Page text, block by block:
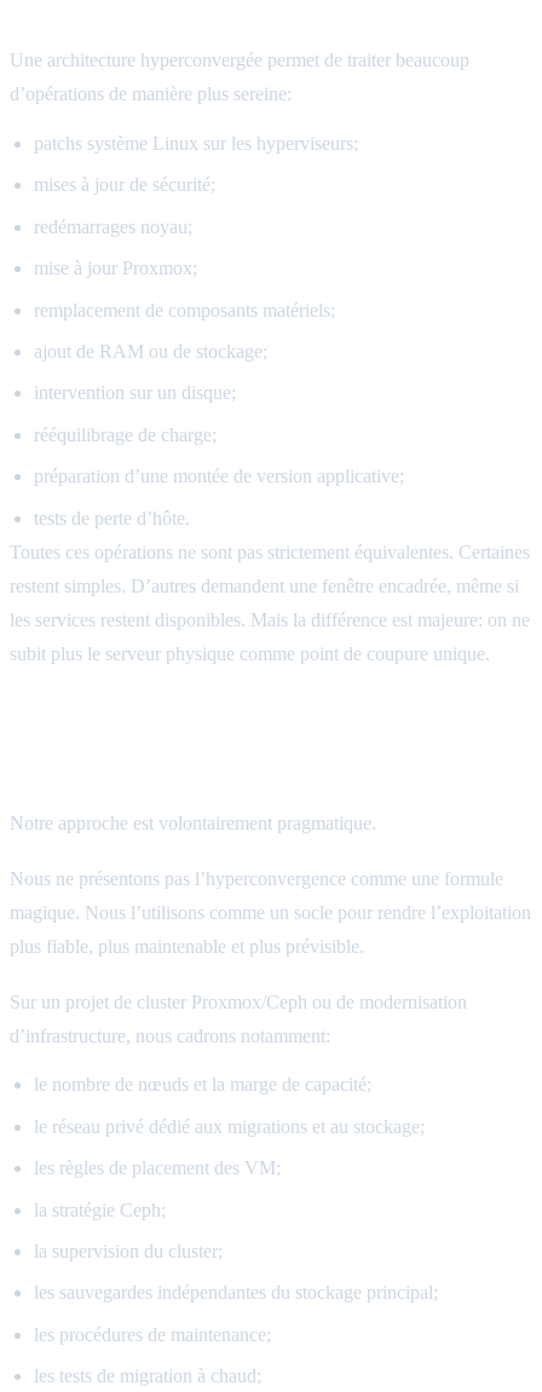
Une architecture hyperconvergée permet de traiter beaucoup
d’opérations de manière plus sereine:
patchs système Linux sur les hyperviseurs;
mises à jour de sécurité;
redémarrages noyau;
mise à jour Proxmox;
remplacement de composants matériels;
ajout de RAM ou de stockage;
intervention sur un disque;
rééquilibrage de charge;
préparation d’une montée de version applicative;
tests de perte d’hôte.
Toutes ces opérations ne sont pas strictement équivalentes. Certaines
restent simples. D’autres demandent une fenêtre encadrée, même si
les services restent disponibles. Mais la différence est majeure: on ne
subit plus le serveur physique comme point de coupure unique.
Notre approche est volontairement pragmatique.
Nous ne présentons pas l’hyperconvergence comme une formule
magique. Nous l’utilisons comme un socle pour rendre l’exploitation
plus fiable, plus maintenable et plus prévisible.
Sur un projet de cluster Proxmox/Ceph ou de modernisation
d’infrastructure, nous cadrons notamment:
le nombre de nœuds et la marge de capacité;
le réseau privé dédié aux migrations et au stockage;
les règles de placement des VM;
la stratégie Ceph;
la supervision du cluster;
les sauvegardes indépendantes du stockage principal;
les procédures de maintenance;
les tests de migration à chaud;